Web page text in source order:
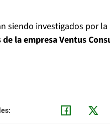
siendo investigados por
de la empresa Ventus